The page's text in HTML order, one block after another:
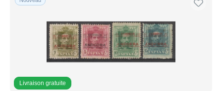
Livraison gratuite